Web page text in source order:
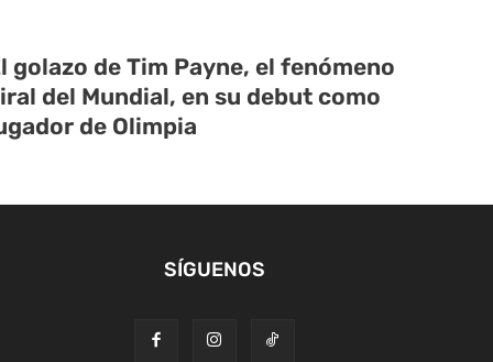
golazo de Tim Payne, el fenómeno
del Mundial, en su debut como
de Olimpia
SÍGUENOS